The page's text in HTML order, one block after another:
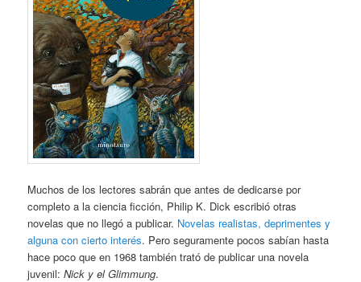
Muchos de los lectores sabrán que antes de dedicarse por
completo a la ciencia ficción, Philip K. Dick escribió otras
novelas que no llegó a publicar. Novelas realistas, deprimentes y
alguna con cierto interés. Pero seguramente pocos sabían hasta
hace poco que en 1968 también trató de publicar una novela
juvenil:Nick y el Glimmung.